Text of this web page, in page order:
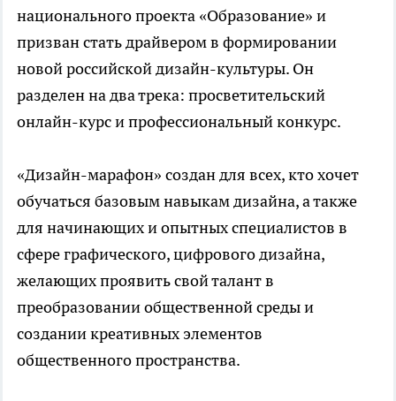
национального проекта «Образование» и
призван стать драйвером в формировании
новой российской дизайн-культуры. Он
разделен на два трека: просветительский
онлайн-курс и профессиональный конкурс.
«Дизайн-марафон» создан для всех, кто хочет
обучаться базовым навыкам дизайна, а также
для начинающих и опытных специалистов в
сфере графического, цифрового дизайна,
желающих проявить свой талант в
преобразовании общественной среды и
создании креативных элементов
общественного пространства.